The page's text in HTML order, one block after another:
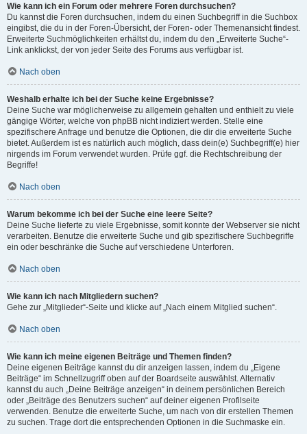
Wie kann ich ein Forum oder mehrere Foren durchsuchen?
Du kannst die Foren durchsuchen, indem du einen Suchbegriff in die Suchbox
eingibst, die du in der Foren-Übersicht, der Foren- oder Themenansicht findest.
Erweiterte Suchmöglichkeiten erhältst du, indem du den „Erweiterte Suche“-
Link anklickst, der von jeder Seite des Forums aus verfügbar ist.
Nach oben
Weshalb erhalte ich bei der Suche keine Ergebnisse?
Deine Suche war möglicherweise zu allgemein gehalten und enthielt zu viele
gängige Wörter, welche von phpBB nicht indiziert werden. Stelle eine
spezifischere Anfrage und benutze die Optionen, die dir die erweiterte Suche
bietet. Außerdem ist es natürlich auch möglich, dass dein(e) Suchbegriff(e) hier
nirgends im Forum verwendet wurden. Prüfe ggf. die Rechtschreibung der
Begriffe!
Nach oben
Warum bekomme ich bei der Suche eine leere Seite?
Deine Suche lieferte zu viele Ergebnisse, somit konnte der Webserver sie nicht
verarbeiten. Benutze die erweiterte Suche und gib spezifischere Suchbegriffe
ein oder beschränke die Suche auf verschiedene Unterforen.
Nach oben
Wie kann ich nach Mitgliedern suchen?
Gehe zur „Mitglieder“-Seite und klicke auf „Nach einem Mitglied suchen“.
Nach oben
Wie kann ich meine eigenen Beiträge und Themen finden?
Deine eigenen Beiträge kannst du dir anzeigen lassen, indem du „Eigene
Beiträge“ im Schnellzugriff oben auf der Boardseite auswählst. Alternativ
kannst du auch „Deine Beiträge anzeigen“ in deinem persönlichen Bereich
oder „Beiträge des Benutzers suchen“ auf deiner eigenen Profilseite
verwenden. Benutze die erweiterte Suche, um nach von dir erstellen Themen
zu suchen. Trage dort die entsprechenden Optionen in die Suchmaske ein.